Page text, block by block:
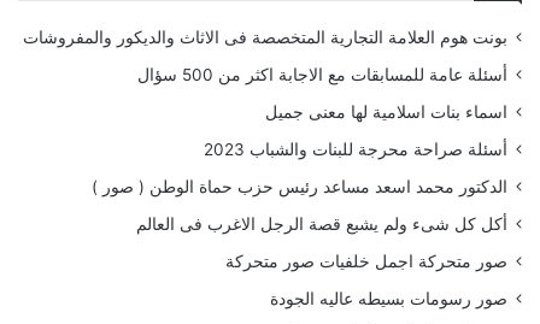
بونت هوم العلامة التجارية المتخصصة فى الاثاث والديكور والمفروشات
أسئلة عامة للمسابقات مع الاجابة اكثر من 500 سؤال
اسماء بنات اسلامية لها معنى جميل
أسئلة صراحة محرجة للبنات والشباب 2023
الدكتور محمد اسعد مساعد رئيس حزب حماة الوطن ( صور )
أكل كل شىء ولم يشبع قصة الرجل الاغرب فى العالم
صور متحركة اجمل خلفيات صور متحركة
صور رسومات بسيطه عاليه الجودة